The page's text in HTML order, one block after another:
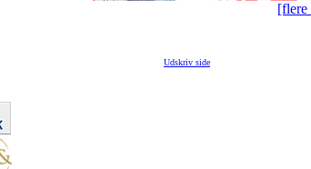
[flere
Udskriv side